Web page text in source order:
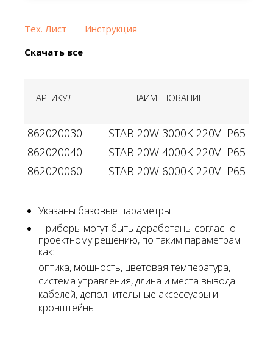
Тех. Лист
Инструкция
Скачать все
АРТИКУЛ НАИМЕНОВАНИЕ
862020030
STAB 20W 3000K 220V IP65
862020040
STAB 20W 4000K 220V IP65
862020060
STAB 20W 6000K 220V IP65
Указаны базовые параметры
Приборы могут быть доработаны согласно
проектному решению, по таким параметрам
как:
оптика, мощность, цветовая температура,
система управления, длина и места вывода
кабелей, дополнительные аксессуары и
кронштейны